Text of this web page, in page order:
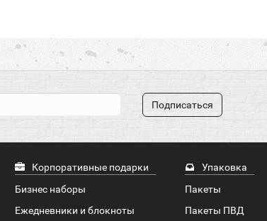
Подписаться
Корпоративные подарки
Бизнес наборы
Ежедневники и блокноты
Упаковка
Пакеты
Пакеты ПВД